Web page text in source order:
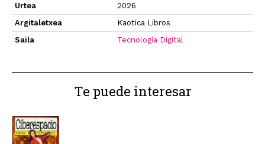
Urtea
2026
Argitaletxea
Kaotica Libros
Saila
Tecnología Digital
Te puede interesar